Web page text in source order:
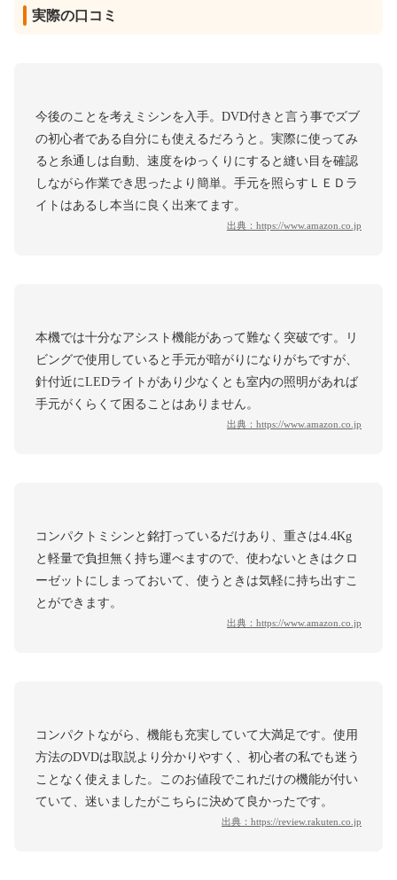
実際の口コミ
今後のことを考えミシンを入手。DVD付きと言う事でズブ
の初心者である自分にも使えるだろうと。実際に使ってみ
ると糸通しは自動、速度をゆっくりにすると縫い目を確認
しながら作業でき思ったより簡単。手元を照らすＬＥＤラ
イトはあるし本当に良く出来てます。
出典： https://www.amazon.co.jp
本機では十分なアシスト機能があって難なく突破です。リ
ビングで使用していると手元が暗がりになりがちですが、
針付近にLEDライトがあり少なくとも室内の照明があれば
手元がくらくて困ることはありません。
出典： https://www.amazon.co.jp
コンパクトミシンと銘打っているだけあり、重さは4.4Kg
と軽量で負担無く持ち運べますので、使わないときはクロ
ーゼットにしまっておいて、使うときは気軽に持ち出すこ
とができます。
出典： https://www.amazon.co.jp
コンパクトながら、機能も充実していて大満足です。使用
方法のDVDは取説より分かりやすく、初心者の私でも迷う
ことなく使えました。このお値段でこれだけの機能が付い
ていて、迷いましたがこちらに決めて良かったです。
出典： https://review.rakuten.co.jp